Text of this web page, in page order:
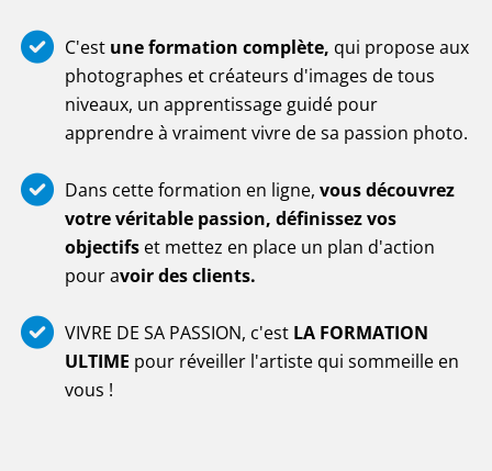
C'est une formation complète, qui propose aux
photographes et créateurs d'images de tous
niveaux, un apprentissage guidé pour
apprendre à vraiment vivre de sa passion photo.
Dans cette formation en ligne, vous découvrez
votre véritable passion, définissez vos
objectifs et mettez en place un plan d'action
pour avoir des clients.
VIVRE DE SA PASSION, c'est LA FORMATION
ULTIME pour réveiller l'artiste qui sommeille en
vous !